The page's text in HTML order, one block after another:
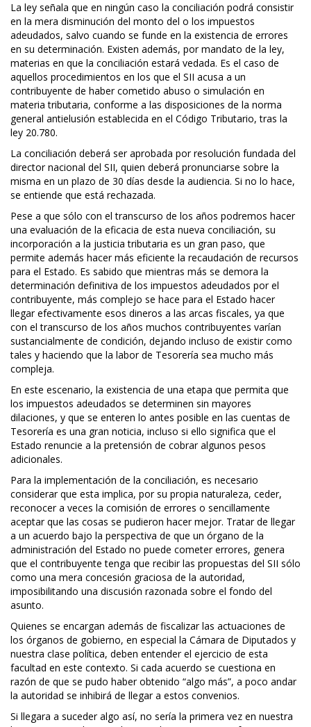
La ley señala que en ningún caso la conciliación podrá consistir
en la mera disminución del monto del o los impuestos
adeudados, salvo cuando se funde en la existencia de errores
en su determinación. Existen además, por mandato de la ley,
materias en que la conciliación estará vedada. Es el caso de
aquellos procedimientos en los que el SII acusa a un
contribuyente de haber cometido abuso o simulación en
materia tributaria, conforme a las disposiciones de la norma
general antielusión establecida en el Código Tributario, tras la
ley 20.780.
La conciliación deberá ser aprobada por resolución fundada del
director nacional del SII, quien deberá pronunciarse sobre la
misma en un plazo de 30 días desde la audiencia. Si no lo hace,
se entiende que está rechazada.
Pese a que sólo con el transcurso de los años podremos hacer
una evaluación de la eficacia de esta nueva conciliación, su
incorporación a la justicia tributaria es un gran paso, que
permite además hacer más eficiente la recaudación de recursos
para el Estado. Es sabido que mientras más se demora la
determinación definitiva de los impuestos adeudados por el
contribuyente, más complejo se hace para el Estado hacer
llegar efectivamente esos dineros a las arcas fiscales, ya que
con el transcurso de los años muchos contribuyentes varían
sustancialmente de condición, dejando incluso de existir como
tales y haciendo que la labor de Tesorería sea mucho más
compleja.
En este escenario, la existencia de una etapa que permita que
los impuestos adeudados se determinen sin mayores
dilaciones, y que se enteren lo antes posible en las cuentas de
Tesorería es una gran noticia, incluso si ello significa que el
Estado renuncie a la pretensión de cobrar algunos pesos
adicionales.
Para la implementación de la conciliación, es necesario
considerar que esta implica, por su propia naturaleza, ceder,
reconocer a veces la comisión de errores o sencillamente
aceptar que las cosas se pudieron hacer mejor. Tratar de llegar
a un acuerdo bajo la perspectiva de que un órgano de la
administración del Estado no puede cometer errores, genera
que el contribuyente tenga que recibir las propuestas del SII sólo
como una mera concesión graciosa de la autoridad,
imposibilitando una discusión razonada sobre el fondo del
asunto.
Quienes se encargan además de fiscalizar las actuaciones de
los órganos de gobierno, en especial la Cámara de Diputados y
nuestra clase política, deben entender el ejercicio de esta
facultad en este contexto. Si cada acuerdo se cuestiona en
razón de que se pudo haber obtenido “algo más”, a poco andar
la autoridad se inhibirá de llegar a estos convenios.
Si llegara a suceder algo así, no sería la primera vez en nuestra